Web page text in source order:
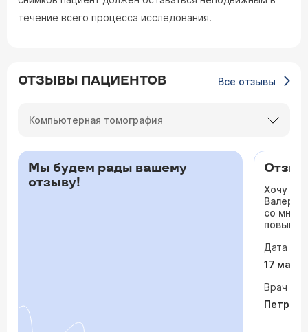
течение всего процесса исследования.
ОТЗЫВЫ ПАЦИЕНТОВ Все отзывы
Компьютерная томография
Мы будем рады вашему
отзыву!
Хочу
со мной
сердца.
раз
врачи
На
Дата
17 мая
Врач